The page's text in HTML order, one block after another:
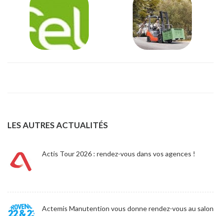
LES AUTRES ACTUALITÉS
Actis Tour 2026 : rendez-vous dans vos agences !
Actemis Manutention vous donne rendez-vous au salon